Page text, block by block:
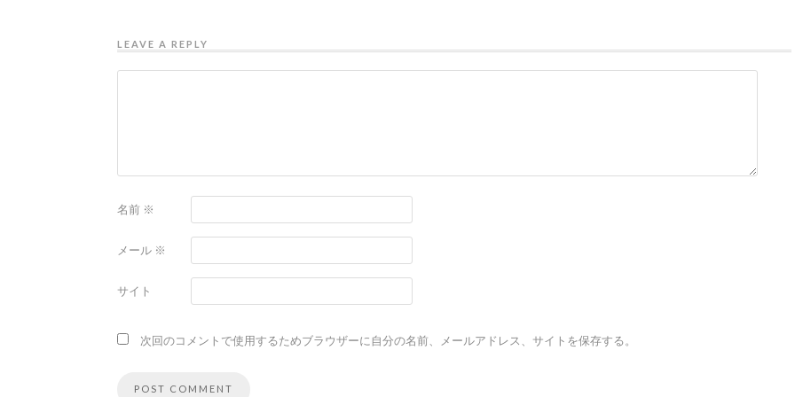
LEAVE A REPLY
名前 ※
メール ※
サイト
次回のコメントで使用するためブラウザーに自分の名前、メールアドレス、サイトを保存する。